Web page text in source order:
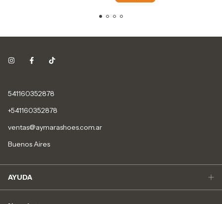
541160352878
+541160352878
ventas@aymarashoes.com.ar
Buenos Aires
AYUDA